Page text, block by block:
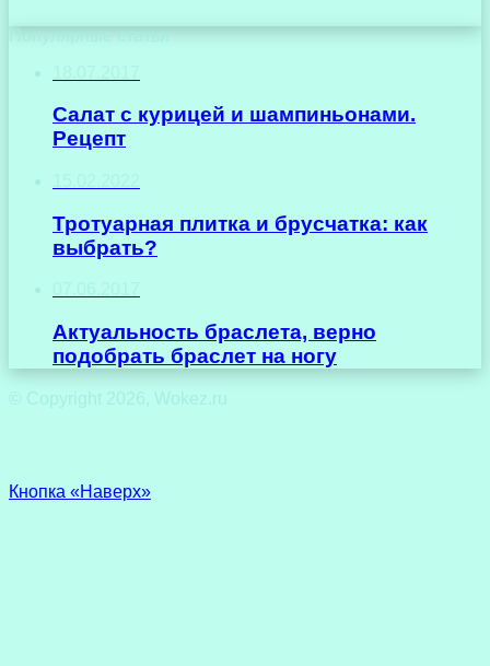
Салат с курицей и шампиньонами.
Рецепт
Тротуарная плитка и брусчатка: как
выбрать?
Актуальность браслета, верно
подобрать браслет на ногу
© Copyright 2026, Wokez.ru
Кнопка «Наверх»